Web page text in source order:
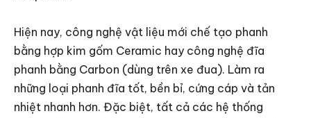
Hiện nay, công nghệ vật liệu mới chế tạo phanh
bằng hợp kim gốm Ceramic hay công nghệ đĩa
phanh bằng Carbon (dùng trên xe đua). Làm ra
những loại phanh đĩa tốt, bền bỉ, cứng cáp và tản
nhiệt nhanh hơn. Đặc biệt, tất cả các hệ thống